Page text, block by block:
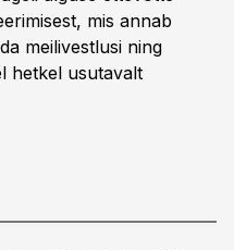
mis annab
meilivestlusi ning
hetkel usutavalt